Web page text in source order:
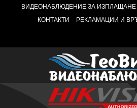
ВИДЕОНАБЛЮДЕНИЕ ЗА ИЗПЛАЩАНЕ
КОНТАКТИ
РЕКЛАМАЦИИ И